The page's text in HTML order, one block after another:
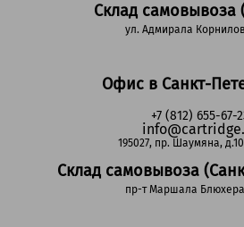
Склад самовывоза
ул. Адмирала
Офис в Санкт-
+7 (812) 655-67-
195027, пр. Шаумяна,
Склад самовывоза
пр-т Маршала